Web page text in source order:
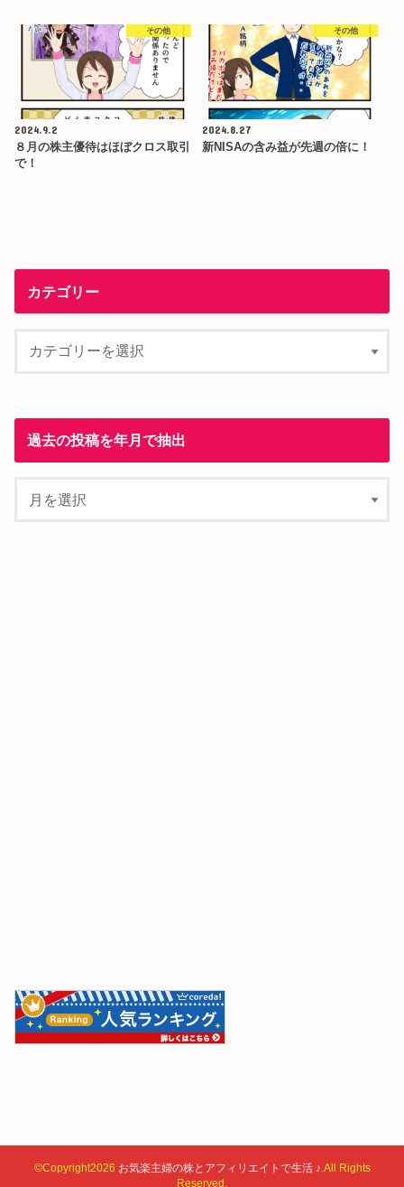
その他
2024.9.2
８月の株主優待はほぼクロス取引
で！
その他
2024.8.27
新NISAの含み益が先週の倍に！
カテゴリー
過去の投稿を年月で抽出
©Copyright2026 お気楽主婦の株とアフィリエイトで生活 ♪ .All Rights
Reserved.